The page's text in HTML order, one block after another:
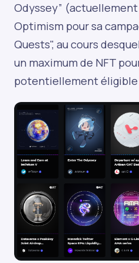
Odyssey”
Optimism pour sa
Quests", au cours
un maximum de NFT
potentiellement éligible